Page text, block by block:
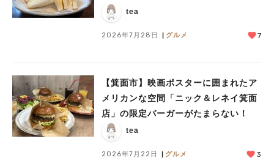
tea
2026年7月28日 グルメ 7
【箕面市】映画ポスターに囲まれたア
メリカンな空間「ニック＆レネイ箕面
店」の限定バーガーがたまらない！
tea
2026年7月22日 グルメ 3